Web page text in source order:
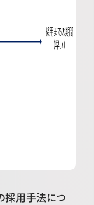
採用手法につ